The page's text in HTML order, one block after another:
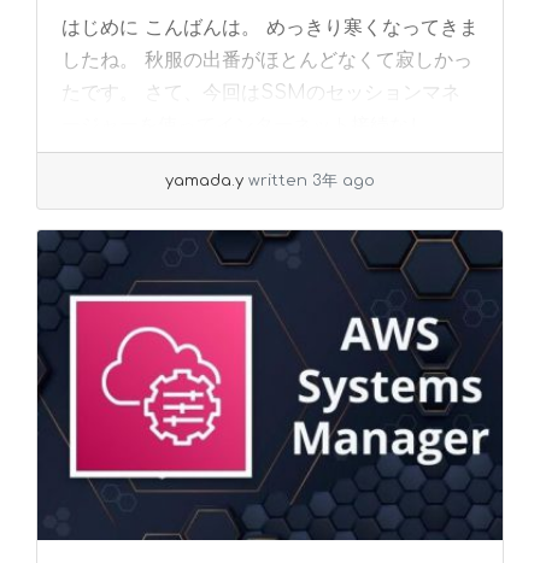
はじめに こんばんは。 めっきり寒くなってきま
したね。 秋服の出番がほとんどなくて寂しかっ
たです。 さて、今回はSSMのセッションマネ
(NAT-gatewaysも利用しない)でEC2... »read
yamada.y written 3年 ago